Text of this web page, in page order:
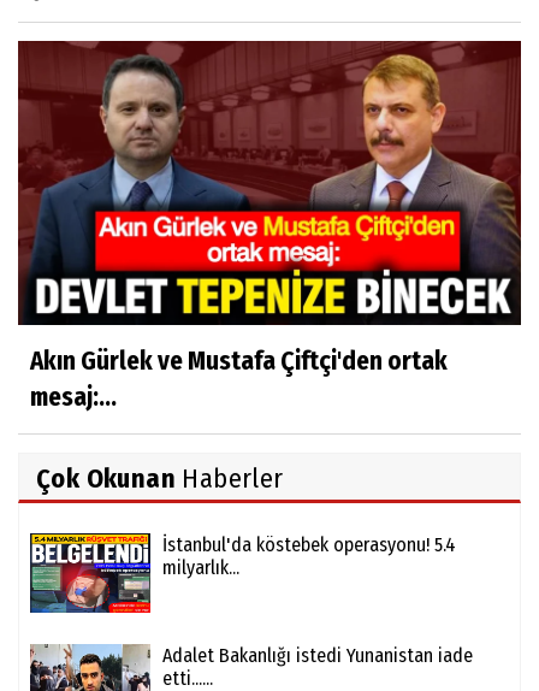
Akın Gürlek ve Mustafa Çiftçi'den ortak
mesaj:...
Çok Okunan Haberler
İstanbul'da köstebek operasyonu! 5.4
milyarlık...
Adalet Bakanlığı istedi Yunanistan iade
etti......